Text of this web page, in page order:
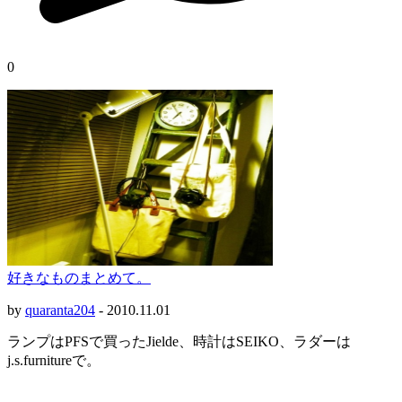
0
好きなものまとめて。
by quaranta204 - 2010.11.01
ランプはPFSで買ったJielde、時計はSEIKO、ラダーは
j.s.furnitureで。